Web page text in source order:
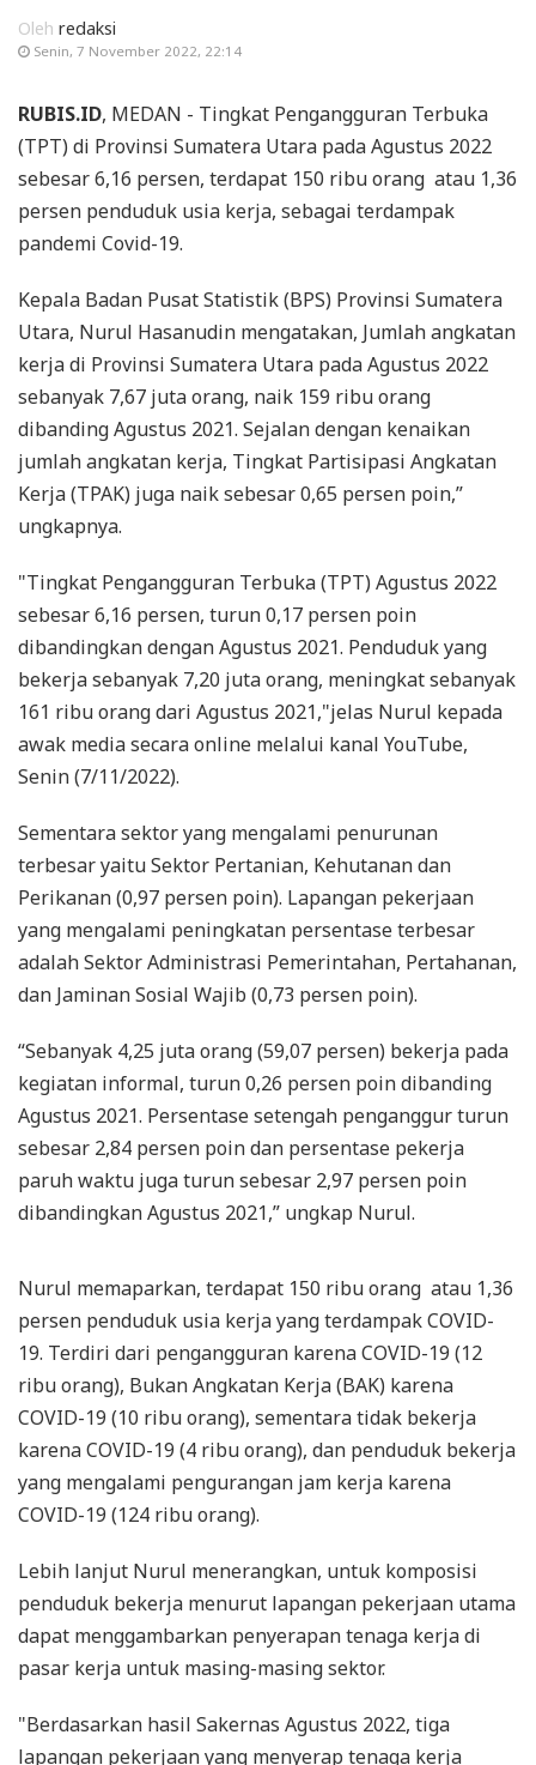
Oleh redaksi
Senin, 7 November 2022, 22:14
RUBIS.ID, MEDAN - Tingkat Pengangguran Terbuka
(TPT) di Provinsi Sumatera Utara pada Agustus 2022
sebesar 6,16 persen, terdapat 150 ribu orang atau 1,36
persen penduduk usia kerja, sebagai terdampak
pandemi Covid-19.
Kepala Badan Pusat Statistik (BPS) Provinsi Sumatera
Utara, Nurul Hasanudin mengatakan, Jumlah angkatan
kerja di Provinsi Sumatera Utara pada Agustus 2022
sebanyak 7,67 juta orang, naik 159 ribu orang
dibanding Agustus 2021. Sejalan dengan kenaikan
jumlah angkatan kerja, Tingkat Partisipasi Angkatan
Kerja (TPAK) juga naik sebesar 0,65 persen poin,”
ungkapnya.
"Tingkat Pengangguran Terbuka (TPT) Agustus 2022
sebesar 6,16 persen, turun 0,17 persen poin
dibandingkan dengan Agustus 2021. Penduduk yang
bekerja sebanyak 7,20 juta orang, meningkat sebanyak
161 ribu orang dari Agustus 2021,"jelas Nurul kepada
awak media secara online melalui kanal YouTube,
Senin (7/11/2022).
Sementara sektor yang mengalami penurunan
terbesar yaitu Sektor Pertanian, Kehutanan dan
Perikanan (0,97 persen poin). Lapangan pekerjaan
yang mengalami peningkatan persentase terbesar
adalah Sektor Administrasi Pemerintahan, Pertahanan,
dan Jaminan Sosial Wajib (0,73 persen poin).
“Sebanyak 4,25 juta orang (59,07 persen) bekerja pada
kegiatan informal, turun 0,26 persen poin dibanding
Agustus 2021. Persentase setengah penganggur turun
sebesar 2,84 persen poin dan persentase pekerja
paruh waktu juga turun sebesar 2,97 persen poin
dibandingkan Agustus 2021,” ungkap Nurul.
Nurul memaparkan, terdapat 150 ribu orang atau 1,36
persen penduduk usia kerja yang terdampak COVID-
19. Terdiri dari pengangguran karena COVID-19 (12
ribu orang), Bukan Angkatan Kerja (BAK) karena
COVID-19 (10 ribu orang), sementara tidak bekerja
karena COVID-19 (4 ribu orang), dan penduduk bekerja
yang mengalami pengurangan jam kerja karena
COVID-19 (124 ribu orang).
Lebih lanjut Nurul menerangkan, untuk komposisi
penduduk bekerja menurut lapangan pekerjaan utama
dapat menggambarkan penyerapan tenaga kerja di
pasar kerja untuk masing-masing sektor.
"Berdasarkan hasil Sakernas Agustus 2022, tiga
lapangan pekerjaan yang menyerap tenaga kerja